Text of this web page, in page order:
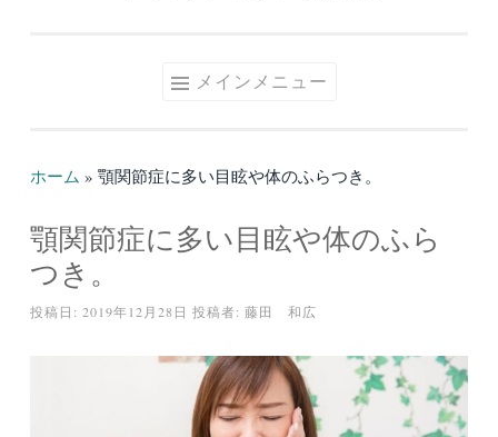
メインメニュー
ホーム » 顎関節症に多い目眩や体のふらつき。
顎関節症に多い目眩や体のふら
つき。
投稿日: 2019年12月28日 投稿者: 藤田 和広